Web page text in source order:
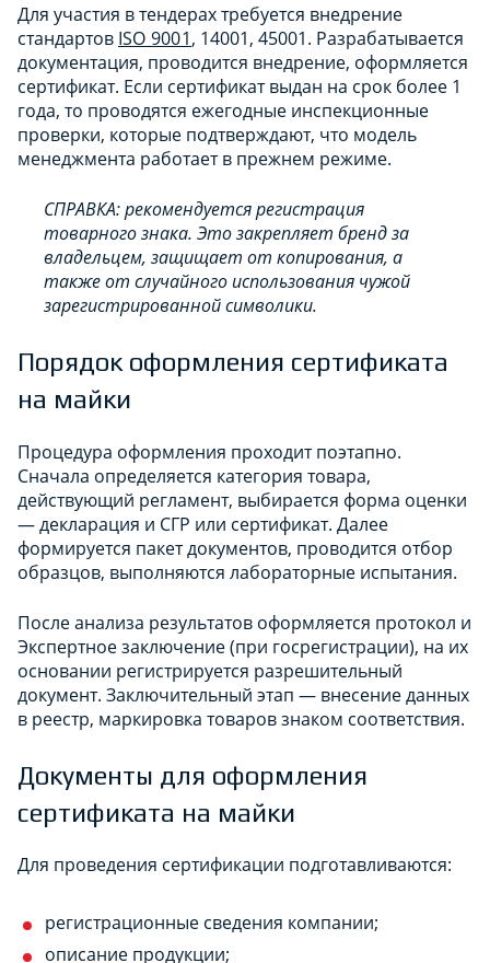
Для участия в тендерах требуется внедрение
стандартов ISO 9001, 14001, 45001. Разрабатывается
документация, проводится внедрение, оформляется
сертификат. Если сертификат выдан на срок более 1
года, то проводятся ежегодные инспекционные
проверки, которые подтверждают, что модель
менеджмента работает в прежнем режиме.
СПРАВКА: рекомендуется регистрация
товарного знака. Это закрепляет бренд за
владельцем, защищает от копирования, а
также от случайного использования чужой
зарегистрированной символики.
Порядок оформления сертификата
на майки
Процедура оформления проходит поэтапно.
Сначала определяется категория товара,
действующий регламент, выбирается форма оценки
— декларация и СГР или сертификат. Далее
формируется пакет документов, проводится отбор
образцов, выполняются лабораторные испытания.
После анализа результатов оформляется протокол и
Экспертное заключение (при госрегистрации), на их
основании регистрируется разрешительный
документ. Заключительный этап — внесение данных
в реестр, маркировка товаров знаком соответствия.
Документы для оформления
сертификата на майки
Для проведения сертификации подготавливаются:
регистрационные сведения компании;
описание продукции;